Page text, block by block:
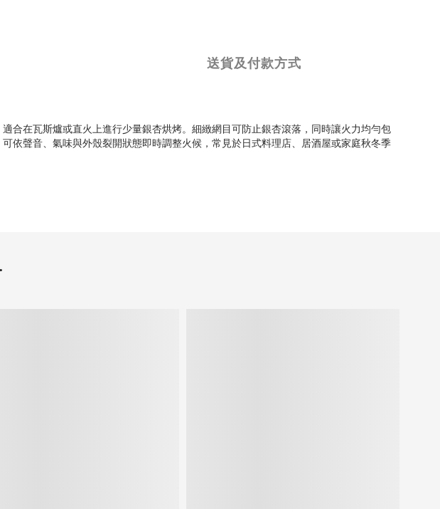
送貨及付款方式
合在瓦斯爐或直火上進行少量銀杏烘烤。細緻網目可防止銀杏滾落，同時讓火力均勻包
依聲音、氣味與外殼裂開狀態即時調整火候，常見於日式料理店、居酒屋或家庭秋冬季